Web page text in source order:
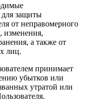
защиты
от неправомерного
изменения,
а также от
лиц.
принимает
убытков или
утратой или